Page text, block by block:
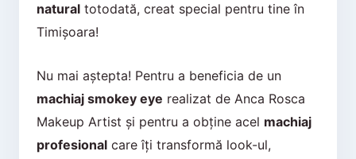
naturaltotodată, creat special pentru tine în
Timișoara!
Nu mai aștepta! Pentru a beneficia de un
machiaj smokey eye realizat de Anca Rosca
Makeup Artist și pentru a obține acel machiaj
profesionalcare îți transformă look-ul,